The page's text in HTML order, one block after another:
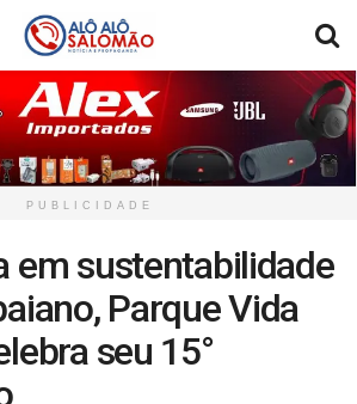
PUBLICIDADE
em sustentabilidade
Parque Vida
seu 15°